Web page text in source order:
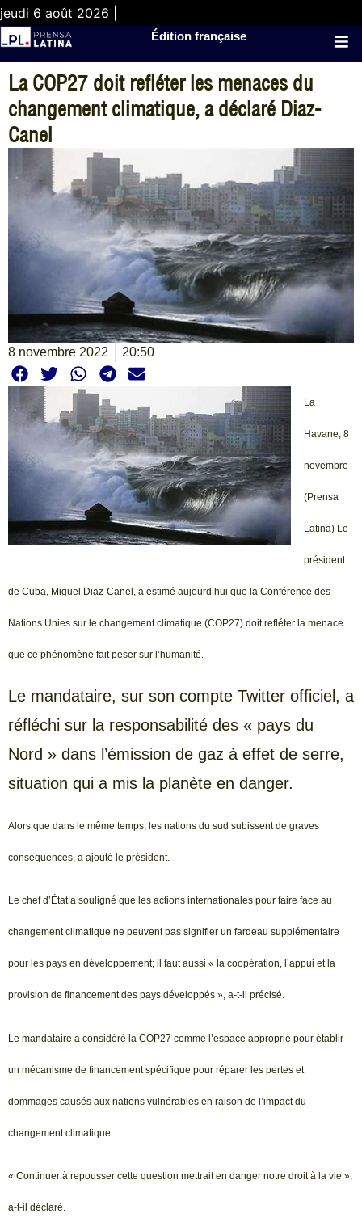
jeudi 6 août 2026 |
Édition française
La COP27 doit refléter les menaces du
changement climatique, a déclaré Diaz-
Canel
8 novembre 2022 20:50
La
Havane, 8
novembre
(Prensa
Latina) Le
président
de Cuba, Miguel Diaz-Canel, a estimé aujourd’hui que la Conférence des
Nations Unies sur le changement climatique (COP27) doit refléter la menace
que ce phénomène fait peser sur l’humanité.
Le mandataire, sur son compte Twitter officiel, a
réfléchi sur la responsabilité des « pays du
Nord » dans l’émission de gaz à effet de serre,
situation qui a mis la planète en danger.
Alors que dans le même temps, les nations du sud subissent de graves
conséquences, a ajouté le président.
Le chef d’État a souligné que les actions internationales pour faire face au
changement climatique ne peuvent pas signifier un fardeau supplémentaire
pour les pays en développement; il faut aussi « la coopération, l’appui et la
provision de financement des pays développés », a-t-il précisé.
Le mandataire a considéré la COP27 comme l’espace approprié pour établir
un mécanisme de financement spécifique pour réparer les pertes et
dommages causés aux nations vulnérables en raison de l’impact du
changement climatique.
« Continuer à repousser cette question mettrait en danger notre droit à la vie »,
a-t-il déclaré.